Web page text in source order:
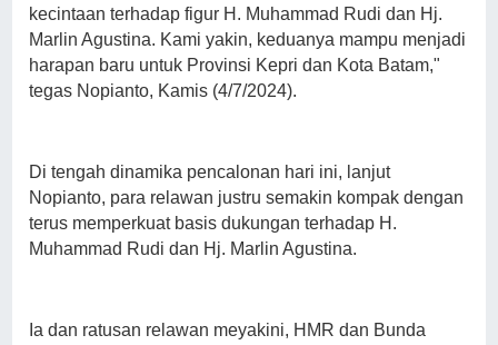
kecintaan terhadap figur H. Muhammad Rudi dan Hj.
Marlin Agustina. Kami yakin, keduanya mampu menjadi
harapan baru untuk Provinsi Kepri dan Kota Batam,"
tegas Nopianto, Kamis (4/7/2024).
Di tengah dinamika pencalonan hari ini, lanjut
Nopianto, para relawan justru semakin kompak dengan
terus memperkuat basis dukungan terhadap H.
Muhammad Rudi dan Hj. Marlin Agustina.
Ia dan ratusan relawan meyakini, HMR dan Bunda